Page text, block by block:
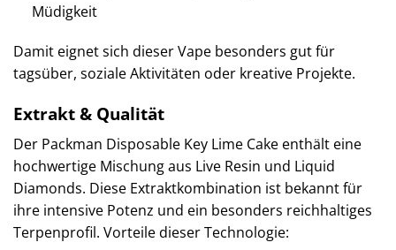
Müdigkeit
Damit eignet sich dieser Vape besonders gut für
tagsüber, soziale Aktivitäten oder kreative Projekte.
Extrakt & Qualität
Der Packman Disposable Key Lime Cake enthält eine
hochwertige Mischung aus Live Resin und Liquid
Diamonds. Diese Extraktkombination ist bekannt für
ihre intensive Potenz und ein besonders reichhaltiges
Terpenprofil. Vorteile dieser Technologie: